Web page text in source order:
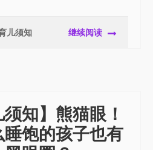
儿须知 继续阅读
须知】熊猫眼！
睡饱的孩子也有